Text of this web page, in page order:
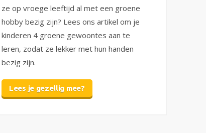
ze op vroege leeftijd al met een groene
hobby bezig zijn? Lees ons artikel om je
kinderen 4 groene gewoontes aan te
leren, zodat ze lekker met hun handen
bezig zijn.
Lees je gezellig mee?